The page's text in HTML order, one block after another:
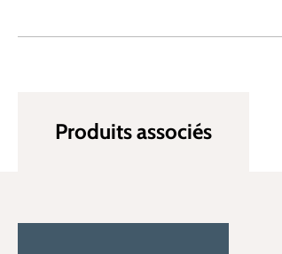
Produits associés